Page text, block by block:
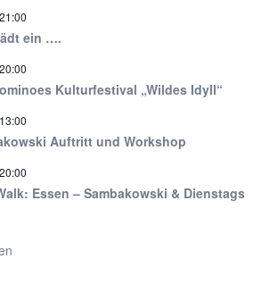
21:00
ein ….
20:00
Kulturfestival „Wildes Idyll“
13:00
Auftritt und Workshop
20:00
Essen – Sambakowski & Dienstags